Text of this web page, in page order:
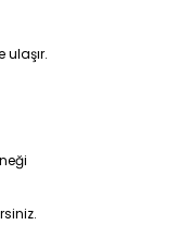
ulaşır.